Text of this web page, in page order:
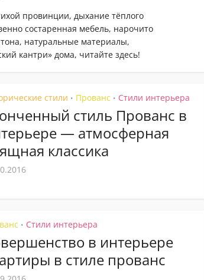
провинции, дыхание тёплого
состаренная мебель, нарочито
натуральные материалы,
кантри» дома, читайте здесь!
стили • Прованс • Стили интерьера
стиль Прованс в
— атмосферная
классика
• Стили интерьера
в интерьере
в стиле прованс